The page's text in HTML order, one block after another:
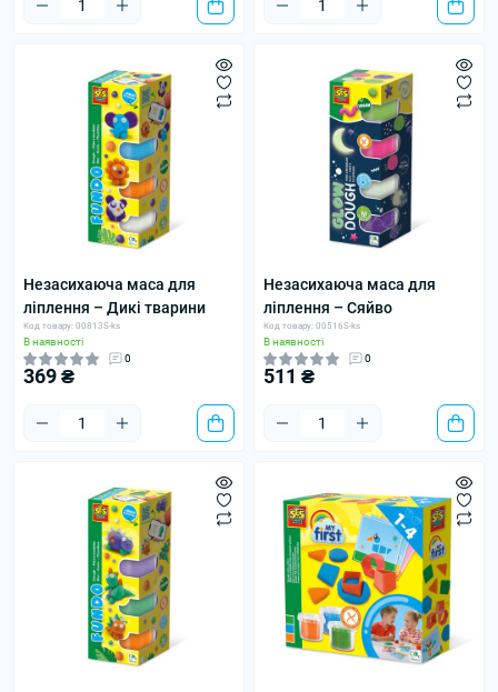
Незасихаюча маса для
ліплення – Дикі тварини
Код товару: 00813S-ks
В наявності
0
369 ₴
Незасихаюча маса для
ліплення – Сяйво
Код товару: 00516S-ks
В наявності
0
511 ₴